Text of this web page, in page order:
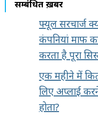
सम्बंधित ख़बरें
फ्यूल सरचार्ज
कंपनियां माफ
करता है पूरा
एक महीने में
लिए अप्लाई
होता?